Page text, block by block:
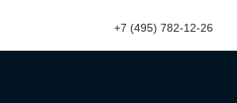
+7 (495) 782-12-26